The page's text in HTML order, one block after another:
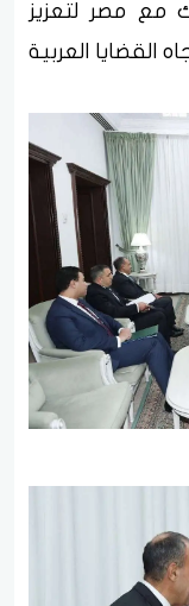
مع مصر لتعزيز
القضايا العربية